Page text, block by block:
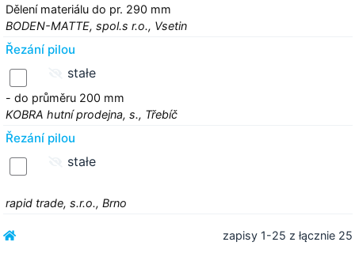
Dělení materiálu do pr. 290 mm
BODEN-MATTE, spol.s r.o., Vsetin
Řezání pilou
stałe
- do průměru 200 mm
KOBRA hutní prodejna, s., Třebíč
Řezání pilou
stałe
rapid trade, s.r.o., Brno
zapisy 1-25 z łącznie 25